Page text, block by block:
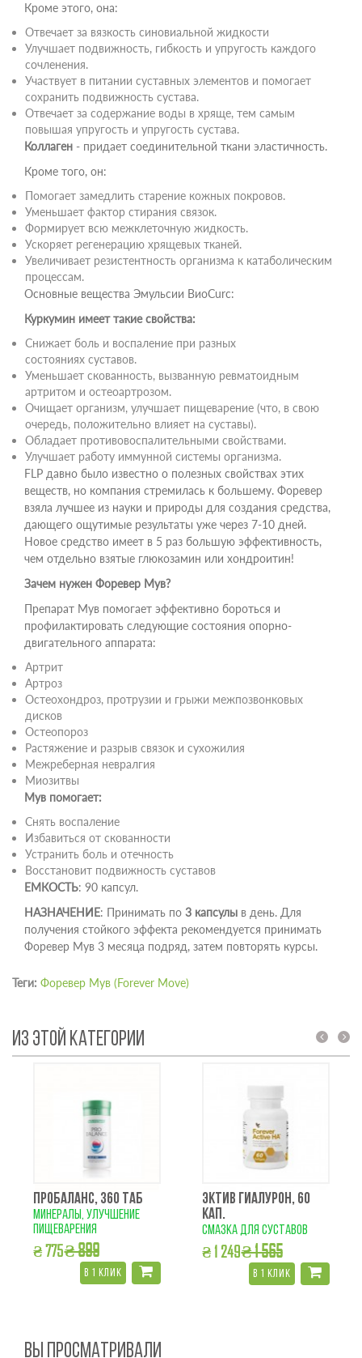
Кроме этого, она:
Отвечает за вязкость синовиальной жидкости
Улучшает подвижность, гибкость и упругость каждого
сочленения.
Участвует в питании суставных элементов и помогает
сохранить подвижность сустава.
Отвечает за содержание воды в хряще, тем самым
повышая упругость и упругость сустава.
Коллаген - придает соединительной ткани эластичность.
Кроме того, он:
Помогает замедлить старение кожных покровов.
Уменьшает фактор стирания связок.
Формирует всю межклеточную жидкость.
Ускоряет регенерацию хрящевых тканей.
Увеличивает резистентность организма к катаболическим
процессам.
Основные вещества Эмульсии ВиоСurc:
Куркумин имеет такие свойства:
Снижает боль и воспаление при разных
состояниях суставов.
Уменьшает скованность, вызванную ревматоидным
артритом и остеоартрозом.
Очищает организм, улучшает пищеварение (что, в свою
очередь, положительно влияет на суставы).
Обладает противовоспалительными свойствами.
Улучшает работу иммунной системы организма.
FLP давно было известно о полезных свойствах этих
веществ, но компания стремилась к большему. Форевер
взяла лучшее из науки и природы для создания средства,
дающего ощутимые результаты уже через 7-10 дней.
Новое средство имеет в 5 раз большую эффективность,
чем отдельно взятые глюкозамин или хондроитин!
Зачем нужен Форевер Мув?
Препарат Мув помогает эффективно бороться и
профилактировать следующие состояния опорно-
двигательного аппарата:
Артрит
Артроз
Остеохондроз, протрузии и грыжи межпозвонковых
дисков
Остеопороз
Растяжение и разрыв связок и сухожилия
Межреберная невралгия
Миозитвы
Мув помогает:
Снять воспаление
Избавиться от скованности
Устранить боль и отечность
Восстановит подвижность суставов
ЕМКОСТЬ: 90 капсул.
НАЗНАЧЕНИЕ: Принимать по 3 капсулы в день. Для
получения стойкого эффекта рекомендуется принимать
Форевер Мув 3 месяца подряд, затем повторять курсы.
Теги: Форевер Мув (Forever Move)
ИЗ ЭТОЙ КАТЕГОРИИ
ПРОБАЛАНС, 360 ТАБ
минералы, улучшение
пищеварения
₴ 775₴ 899
в 1 клик
ЭКТИВ ГИАЛУРОН, 60
КАП.
смазка для суставов
₴ 1 249₴ 1 565
в 1 клик
prev next
ВЫ ПРОСМАТРИВАЛИ